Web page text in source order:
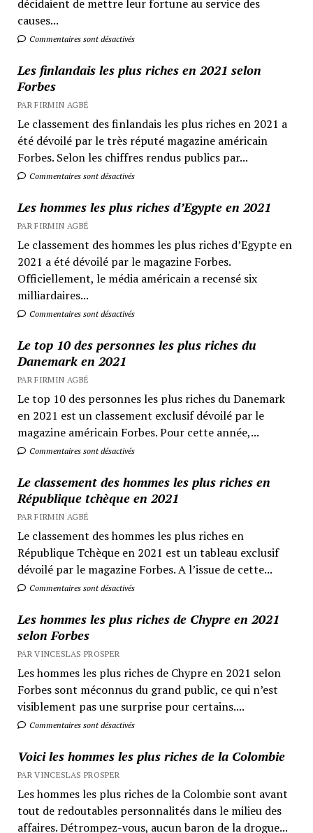
décidaient de mettre leur fortune au service des
causes...
Commentaires sont désactivés
Les finlandais les plus riches en 2021 selon
Forbes
PAR FIRMIN AGBÉ
Le classement des finlandais les plus riches en 2021 a
été dévoilé par le très réputé magazine américain
Forbes. Selon les chiffres rendus publics par...
Commentaires sont désactivés
Les hommes les plus riches d’Egypte en 2021
PAR FIRMIN AGBÉ
Le classement des hommes les plus riches d’Egypte en
2021 a été dévoilé par le magazine Forbes.
Officiellement, le média américain a recensé six
milliardaires...
Commentaires sont désactivés
Le top 10 des personnes les plus riches du
Danemark en 2021
PAR FIRMIN AGBÉ
Le top 10 des personnes les plus riches du Danemark
en 2021 est un classement exclusif dévoilé par le
magazine américain Forbes. Pour cette année,...
Commentaires sont désactivés
Le classement des hommes les plus riches en
République tchèque en 2021
PAR FIRMIN AGBÉ
Le classement des hommes les plus riches en
République Tchèque en 2021 est un tableau exclusif
dévoilé par le magazine Forbes. A l’issue de cette...
Commentaires sont désactivés
Les hommes les plus riches de Chypre en 2021
selon Forbes
PAR VINCESLAS PROSPER
Les hommes les plus riches de Chypre en 2021 selon
Forbes sont méconnus du grand public, ce qui n’est
visiblement pas une surprise pour certains....
Commentaires sont désactivés
Voici les hommes les plus riches de la Colombie
PAR VINCESLAS PROSPER
Les hommes les plus riches de la Colombie sont avant
tout de redoutables personnalités dans le milieu des
affaires. Détrompez-vous, aucun baron de la drogue...